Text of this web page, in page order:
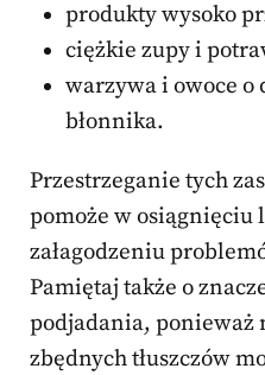
produkty wysoko
ciężkie zupy i
warzywa i owoce o
błonnika.
Przestrzeganie tych
pomoże w osiągnięciu
załagodzeniu
Pamiętaj także o
podjadania, ponieważ
zbędnych tłuszczów